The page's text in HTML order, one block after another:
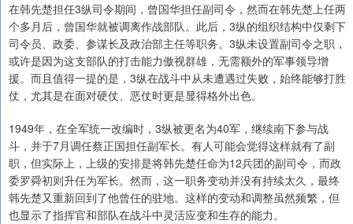
在韩先楚担任3纵司令期间，曾国华担任副司令，然而在韩先楚上任两
个多月后，曾国华就被调离作战部队。此后，3纵的组织结构中仅剩下
司令员、政委、参谋长及政治部主任等职务。3纵未设置副司令之职，
或许是因为这支部队的打击能力傲视群雄，无需额外的军事领导增
援。而且值得一提的是，3纵在战斗中从未遭遇过失败，始终能够打胜
仗，尤其是在面对硬仗、恶仗时更是显得格外出色。
1949年，在全军统一改编时，3纵被更名为40军，继续南下参与战
斗，并于7月调任蔡正国担任副军长。有人可能会觉得这样就有了副
职，但实际上，上级的安排是将韩先楚任命为12兵团的副司令，而政
委罗舜初则升任为军长。然而，这一职务变动并没有持续太久，最终
韩先楚又重新回到了他曾任的驻地。这样的变动和调整虽然频繁，但
也显示了指挥官和部队在战斗中灵活应变和生存的能力。